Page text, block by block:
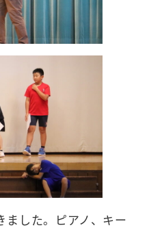
ました。ピアノ、キー